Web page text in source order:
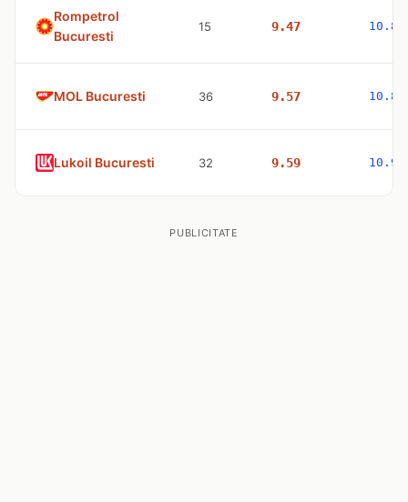
Rompetrol
Bucuresti
15 9.47 10.83
MOL Bucuresti 36 9.57 10.83
Lukoil Bucuresti 32 9.59 10.98
PUBLICITATE